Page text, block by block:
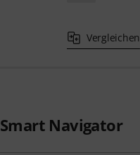
Vergleichen
Smart Navigator